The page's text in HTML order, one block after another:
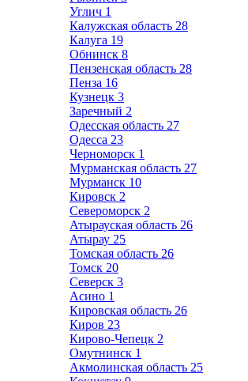
Углич 1
Калужская область 28
Калуга 19
Обнинск 8
Пензенская область 28
Пенза 16
Кузнецк 3
Заречный 2
Одесская область 27
Одесса 23
Черноморск 1
Мурманская область 27
Мурманск 10
Кировск 2
Североморск 2
Атырауская область 26
Атырау 25
Томская область 26
Томск 20
Северск 3
Асино 1
Кировская область 26
Киров 23
Кирово-Чепецк 2
Омутнинск 1
Акмолинская область 25